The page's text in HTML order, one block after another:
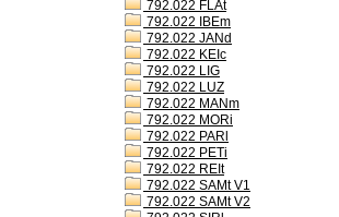
792.022 FLAt
792.022 IBEm
792.022 JANd
792.022 KEIc
792.022 LIG
792.022 LUZ
792.022 MANm
792.022 MORi
792.022 PARl
792.022 PETi
792.022 REIt
792.022 SAMt V1
792.022 SAMt V2